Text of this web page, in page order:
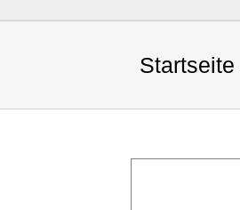
Startseite